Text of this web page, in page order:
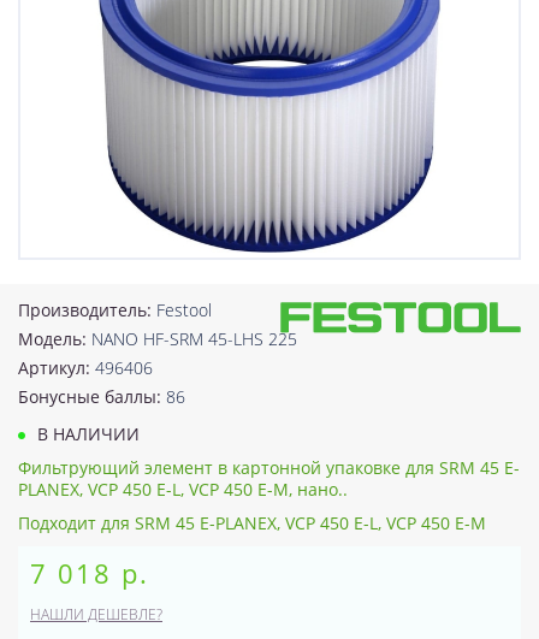
Производитель: Festool
Модель: NANO HF-SRM 45-LHS 225
Артикул: 496406
Бонусные баллы: 86
В НАЛИЧИИ
Фильтрующий элемент в картонной упаковке для SRM 45 E-
PLANEX, VCP 450 E-L, VCP 450 E-M, нано..
Подходит для SRM 45 E-PLANEX, VCP 450 E-L, VCP 450 E-M
7 018 р.
НАШЛИ ДЕШЕВЛЕ?